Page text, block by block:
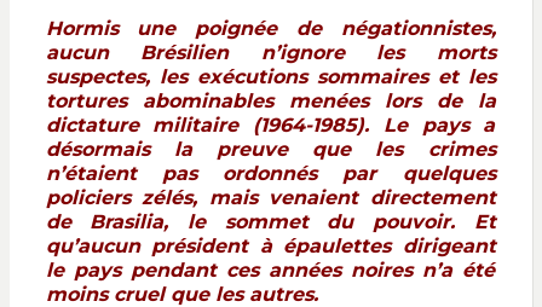
Hormis une poignée de négationnistes,
aucun Brésilien n’ignore les morts
suspectes, les exécutions sommaires et les
tortures abominables menées lors de la
dictature militaire (1964-1985). Le pays a
désormais la preuve que les crimes
n’étaient pas ordonnés par quelques
policiers zélés, mais venaient directement
de Brasilia, le sommet du pouvoir. Et
qu’aucun président à épaulettes dirigeant
le pays pendant ces années noires n’a été
moins cruel que les autres.